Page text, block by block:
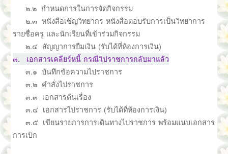
๒.๒ กำหนดการในการจัดกิจกรรม
๒.๓ หนังสือเชิญวิทยากร หนังสือตอบรับการเป็นวิทยาการ
รายชื่อครู และนักเรียนที่เข้าร่วมกิจกรรม
๒.๔ สัญญาการยืมเงิน (รับได้ที่ห้องการเงิน)
๓. เอกสารเคลียร์หนี้ กรณีไปราชการกลับมาแล้ว
๓.๑ บันทึกข้อความไปราชการ
๓.๒ คำสั่งไปราชการ
๓.๓ เอกสารต้นเรื่อง
๓.๔ เอกสารไปราชการ (รับได้ที่ห้องการเงิน)
๓.๕ เขียนรายการการเดินทางไปราชการ พร้อมแนบเอกสาร
การเบิก